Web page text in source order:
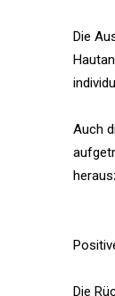
Die
Auch
Die